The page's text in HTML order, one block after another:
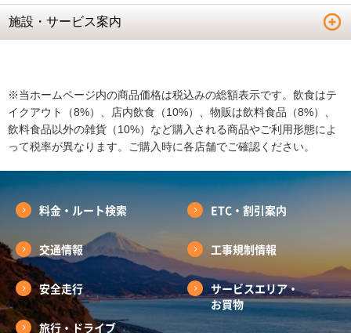
施設・サービス案内
※当ホームページ内の商品価格は税込みの総額表示です。飲食はテ
イクアウト（8%）、店内飲食（10%）、物販は飲料食品（8%）、
飲料食品以外の雑貨（10%）など購入される商品やご利用形態によ
って税率が異なります。ご購入時に各店舗でご確認ください。
料金・ルート検索 ETC・割引案内
交通情報 工事規制情報
安全走行
サービスエリア・
お買物
旅行・ドライブ